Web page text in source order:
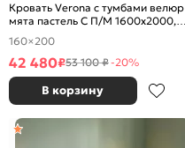
Кровать Verona с тумбами велюр
мята пастель С П/М 1600x2000,
ортопедическое основание,
изголовье мягкое
160×200
42 480₽53 100 ₽-20%
В корзину